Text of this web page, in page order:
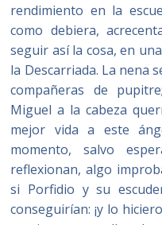
rendimiento en la
como debiera,
seguir así la cosa, en
la Descarriada. La nena
compañeras de
Miguel a la cabeza
mejor vida a este
momento, salvo
reflexionan, algo
si Porfidio y su
conseguirían: ¡y lo